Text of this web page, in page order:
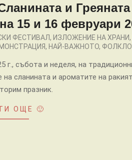
и
15 и 16 февруари
ФЕСТИВАЛ, ИЗЛОЖЕНИЕ НА ХРАНИ,
, НАЙ-ВАЖНОТО,
г., събота и неделя, на
сланината и ароматите на
празник.
ОЩЕ 🙂